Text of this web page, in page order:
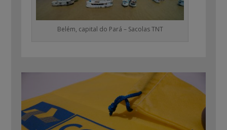
Belém, capital do Pará – Sacolas TNT